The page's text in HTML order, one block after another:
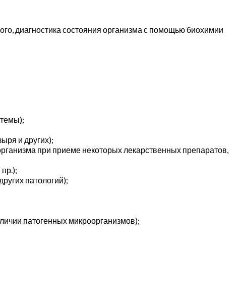
диагностика состояния организма с помощью биохимии
и других);
при приеме некоторых лекарственных препаратов,
патологий);
патогенных микроорганизмов);